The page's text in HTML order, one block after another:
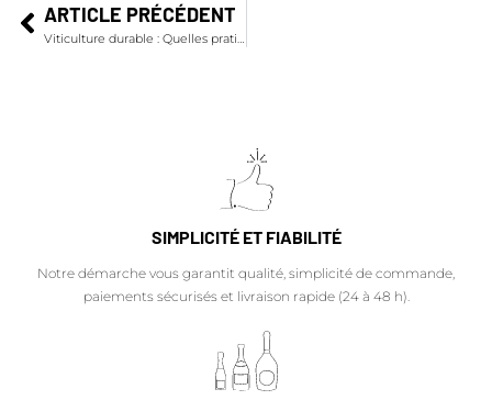
ARTICLE PRÉCÉDENT
SIMPLICITÉ ET FIABILITÉ
Notre démarche vous garantit qualité, simplicité de commande,
paiements sécurisés et livraison rapide (24 à 48 h).